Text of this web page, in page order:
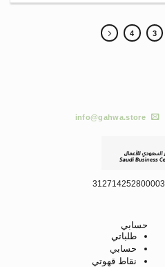
3
4
info@gahwa.store
حسابي
طلباتي
حسابي
نقاط قهوتي